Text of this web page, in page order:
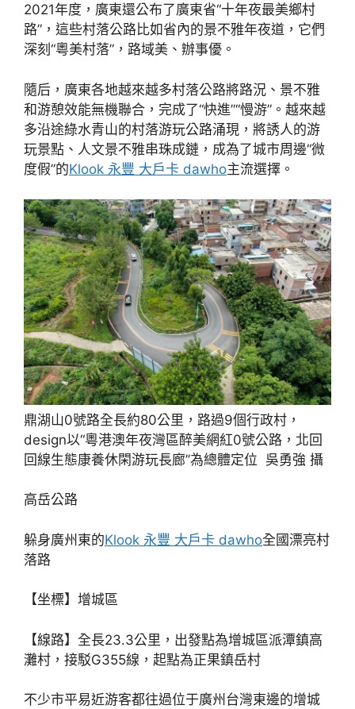
2021年度，廣東還公布了廣東省“十年夜最美鄉村
路”，這些村落公路比如省內的景不雅年夜道，它們
深刻“粵美村落”，路域美、辦事優。
隨后，廣東各地越來越多村落公路將路況、景不雅
和游憩效能無機聯合，完成了“快進”“慢游”。越來越
多沿途綠水青山的村落游玩公路涌現，將誘人的游
玩景點、人文景不雅串珠成鏈，成為了城市周邊“微
度假”的Klook 永豐 大戶卡 dawho主流選擇。
鼎湖山0號路全長約80公里，路過9個行政村，
design以“粵港澳年夜灣區醉美網紅0號公路，北回
回線生態康養休閑游玩長廊”為總體定位 吳勇強 攝
高岳公路
躲身廣州東的Klook 永豐 大戶卡 dawho全國漂亮村
落路
【坐標】增城區
【線路】全長23.3公里，出發點為增城區派潭鎮高
灘村，接駁G355線，起點為正果鎮岳村
不少市平易近游客都往過位于廣州台灣東邊的增城